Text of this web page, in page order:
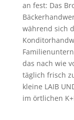
an fest: Das
während sich
das nach wie
täglich frisch
kleine LAIB
im örtlichen